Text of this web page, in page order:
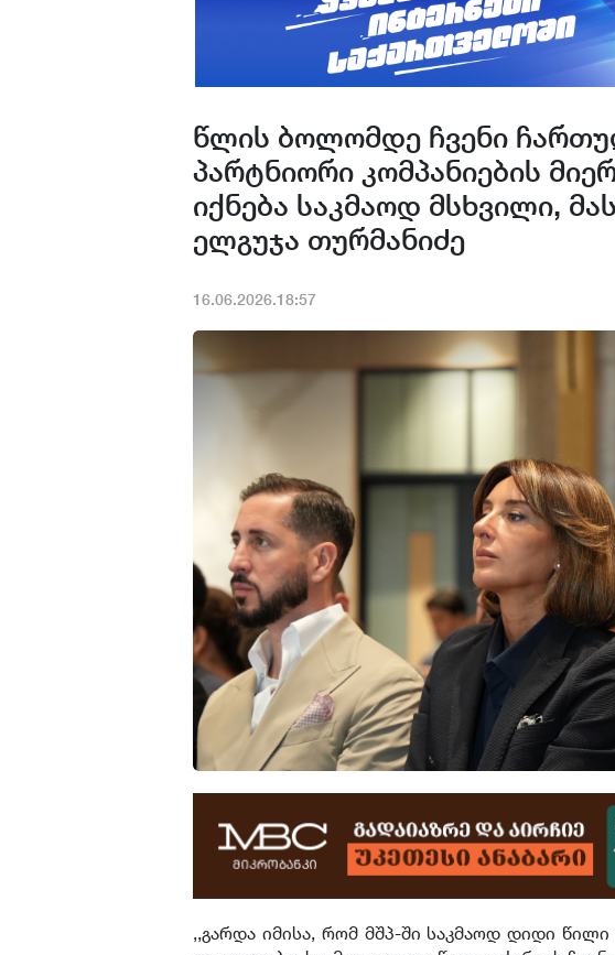
წლის ბოლომდე ჩვენი
პარტნიორი კომპანიების
იქნება საკმაოდ მსხვილი,
ელგუჯა თურმანიძე
16.06.2026.18:57
,,გარდა იმისა, რომ მშპ-ში საკმაოდ დიდი